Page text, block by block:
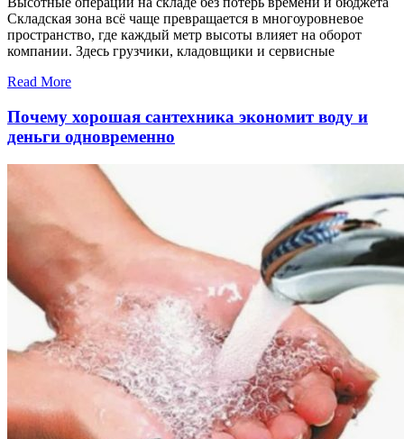
Складская зона всё чаще превращается в многоуровневое
пространство, где каждый метр высоты влияет на оборот
компании. Здесь грузчики, кладовщики и сервисные
Read More
Почему хорошая сантехника экономит воду и
деньги одновременно